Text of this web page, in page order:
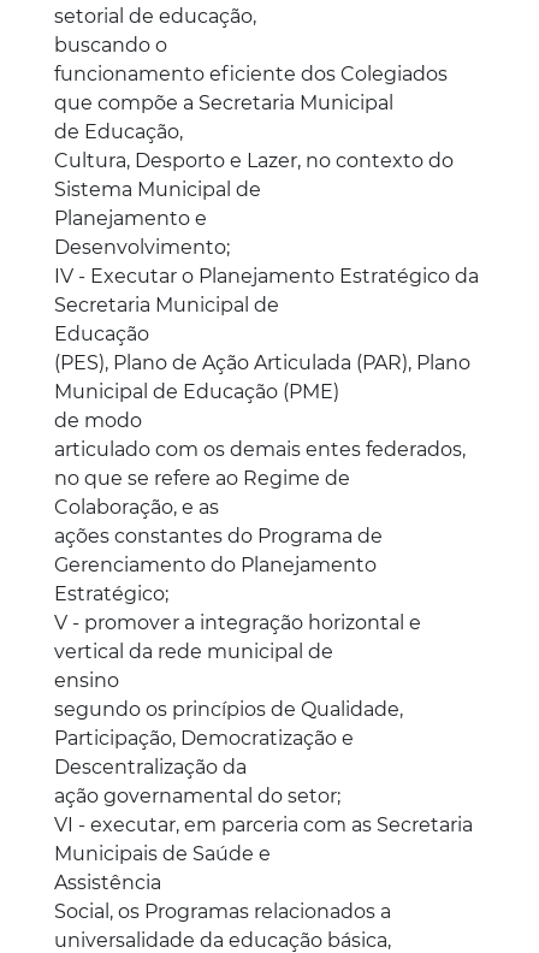
setorial de educação,
buscando o
funcionamento eficiente dos Colegiados
que compõe a Secretaria Municipal
de Educação,
Cultura, Desporto e Lazer, no contexto do
Sistema Municipal de
Planejamento e
Desenvolvimento;
IV - Executar o Planejamento Estratégico da
Secretaria Municipal de
Educação
(PES), Plano de Ação Articulada (PAR), Plano
Municipal de Educação (PME)
de modo
articulado com os demais entes federados,
no que se refere ao Regime de
Colaboração, e as
ações constantes do Programa de
Gerenciamento do Planejamento
Estratégico;
V - promover a integração horizontal e
vertical da rede municipal de
ensino
segundo os princípios de Qualidade,
Participação, Democratização e
Descentralização da
ação governamental do setor;
VI - executar, em parceria com as Secretaria
Municipais de Saúde e
Assistência
Social, os Programas relacionados a
universalidade da educação básica,